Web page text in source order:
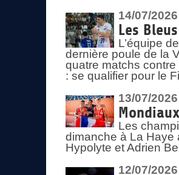
14/07/2026
Les
L’équipe
dernière poule de la
quatre matchs
: se qualifier pour le
13/07/2026
Les
dimanche à La Haye
Hypolyte et Adrien
12/07/2026